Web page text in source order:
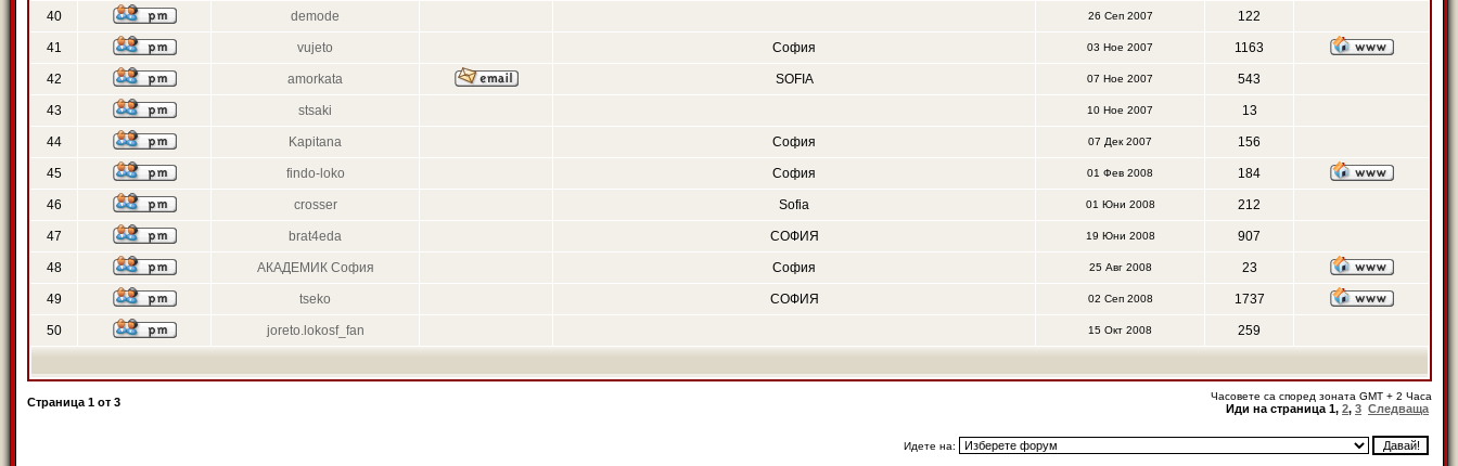
40 demode 26 Сеп 2007 122
41 vujeto София 03 Ное 2007 1163
42 amorkata SOFIA 07 Ное 2007 543
43 stsaki 10 Ное 2007 13
44 Kapitana София 07 Дек 2007 156
45 findo-loko София 01 Фев 2008 184
46 crosser Sofia 01 Юни 2008 212
47 brat4eda СОФИЯ 19 Юни 2008 907
48 АКАДЕМИК София София 25 Авг 2008 23
49 tseko СОФИЯ 02 Сеп 2008 1737
50 joreto.lokosf_fan 15 Окт 2008 259
Страница 1 от 3 Часовете са според зоната GMT + 2 Часа
Иди на страница 1, 2, 3 Следваща
Идете на: